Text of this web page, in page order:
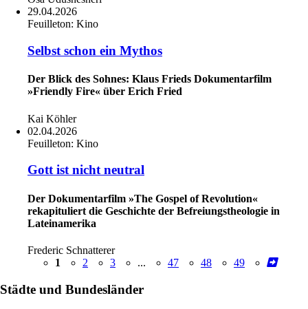
29.04.2026
Feuilleton: Kino
Selbst schon ein Mythos
Der Blick des Sohnes: Klaus Frieds Dokumentarfilm
»Friendly Fire« über Erich Fried
Kai Köhler
02.04.2026
Feuilleton: Kino
Gott ist nicht neutral
Der Dokumentarfilm »The Gospel of Revolution«
rekapituliert die Geschichte der Befreiungstheologie in
Lateinamerika
Frederic Schnatterer
1
2 3 ... 47 48 49
Städte und Bundesländer